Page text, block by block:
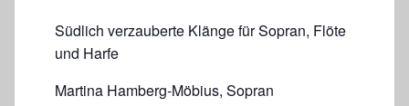
Südlich verzauberte Klänge für Sopran, Flöte
und Harfe
Martina Hamberg-Möbius, Sopran